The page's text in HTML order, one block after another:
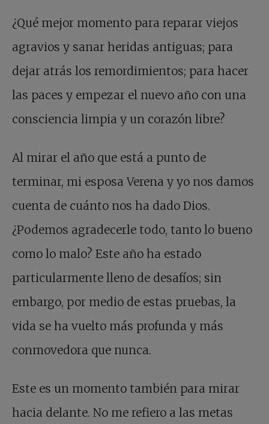
¿Qué mejor momento para reparar viejos
agravios y sanar heridas antiguas; para
dejar atrás los remordimientos; para hacer
las paces y empezar el nuevo año con una
consciencia limpia y un corazón libre?
Al mirar el año que está a punto de
terminar, mi esposa Verena y yo nos damos
cuenta de cuánto nos ha dado Dios.
¿Podemos agradecerle todo, tanto lo bueno
como lo malo? Este año ha estado
particularmente lleno de desafíos; sin
embargo, por medio de estas pruebas, la
vida se ha vuelto más profunda y más
conmovedora que nunca.
Este es un momento también para mirar
hacia delante. No me refiero a las metas